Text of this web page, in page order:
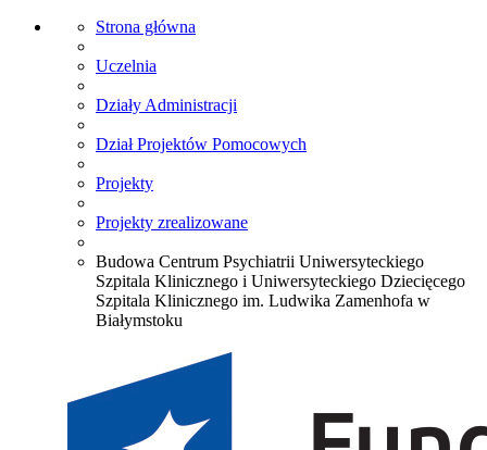
Strona główna
Uczelnia
Działy Administracji
Dział Projektów Pomocowych
Projekty
Projekty zrealizowane
Budowa Centrum Psychiatrii Uniwersyteckiego
Szpitala Klinicznego i Uniwersyteckiego Dziecięcego
Szpitala Klinicznego im. Ludwika Zamenhofa w
Białymstoku